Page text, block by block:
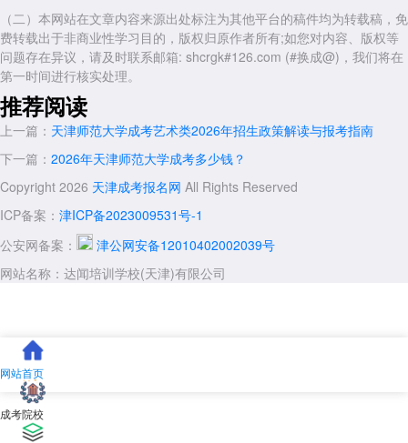
下旬关注天津市教育招生考试院公告→9月初完成网上报名与志愿填报
→10月中下旬参加全国统一考试→11月查询成绩→12月查看录取结果→
次年3月正式入学。
建议考生从现在开始系统复习，尤其是政治科目，近年来命题趋势偏
重时政结合，需重点关注2025至2026年的重大政策事件。
五、天津成考网的服务优势
关于天津达闻培训——天津成人学历提升正规品牌
天津达闻教育信息咨询有限公司成立于2013年，是经天津市主管部
门备案的正规成人教育教学点。公司自创立以来，严格执行党和国家的教
育方针，依法经营，与天津多所高校建立校外教学点合作关系，累计服务
数千名在职人员及在校专科生完成学历提升。
公司现设南开、西青两个标准化校区，配备多媒体空调教室，办学环
天津达闻培训坚持"线上+面授"融合教学模式，并配备一对一教务老
师全程服务，有效解决在职学员的工学矛盾。公司以"学员自我实现"为核
心价值，以"教学质量过硬、管理服务到位"为具体要求，致力于打造天津
最专业的成人教育培训品牌。
（二）本网站在文章内容来源出处标注为其他平台的稿件均为转载稿，免
费转载出于非商业性学习目的，版权归原作者所有;如您对内容、版权等
问题存在异议，请及时联系邮箱: shcrgk#126.com (#换成@)，我们将在
第一时间进行核实处理。
推荐阅读
上一篇： 天津师范大学成考艺术类2026年招生政策解读与报考指南
下一篇： 2026年天津师范大学成考多少钱？
Copyright 2026 天津成考报名网 All Rights Reserved
ICP备案： 津ICP备2023009531号-1
公安网备案：
津公网安备12010402002039号
网站名称：达闻培训学校(天津)有限公司
网站首页
成考院校